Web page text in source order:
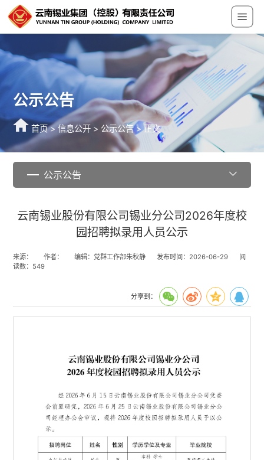
公示公告
首页>信息公开 > 公示公告> 正文
公示公告
云南锡业股份有限公司锡业分公司2026年度校
园招聘拟录用人员公示
来源： 作者： 编辑：党群工作部朱秋静 发布时间：2026-06-29
阅
读数： 549
分享到：